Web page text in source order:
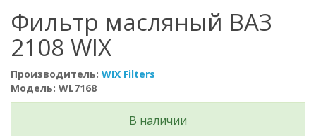
Фильтр масляный ВАЗ
2108 WIX
Производитель: WIX Filters
Модель: WL7168
В наличии